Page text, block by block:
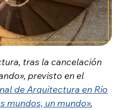
tras la cancelación
previsto en el
de Arquitectura en Río
mundos, un mundo»,